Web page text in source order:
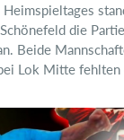
die
Beide
Lok Mitte fehlten